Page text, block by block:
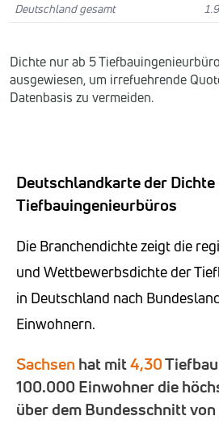
Deutschland gesamt
Dichte nur ab 5
ausgewiesen, um irrefuehrende
Datenbasis zu vermeiden.
Deutschlandkarte der Dichte
Tiefbauingenieurbüros
Die Branchendichte zeigt die
und Wettbewerbsdichte der
in Deutschland nach
Einwohnern.
Sachsen hat mit4,30
100.000 Einwohner die
über dem Bundesschnitt